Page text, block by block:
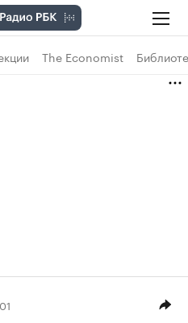
The Economist